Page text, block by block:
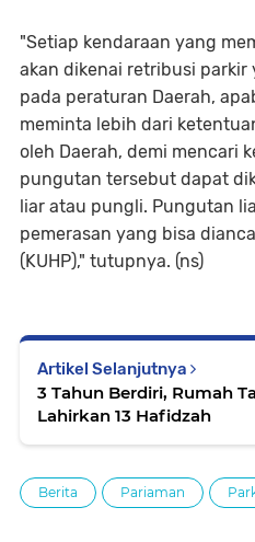
"Setiap kendaraan yang
akan dikenai retribusi
pada peraturan Daerah,
meminta lebih dari
oleh Daerah, demi mencari
pungutan tersebut dapat
liar atau pungli. Pungutan
pemerasan yang bisa
(KUHP)," tutupnya. (ns)
Artikel Selanjutnya
3 Tahun Berdiri, Rumah
Lahirkan 13 Hafidzah
Berita Pariaman